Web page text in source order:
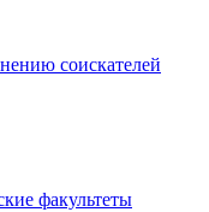
соискателей
факультеты